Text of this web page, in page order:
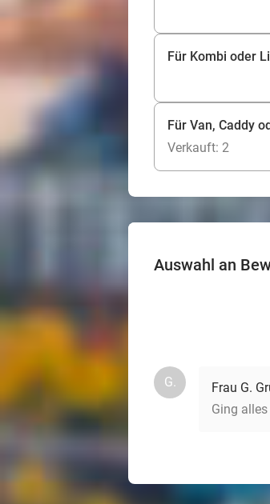
Für Kombi oder
Für Van, Caddy
Verkauft: 2
Auswahl an
G.
Frau G.
Ging